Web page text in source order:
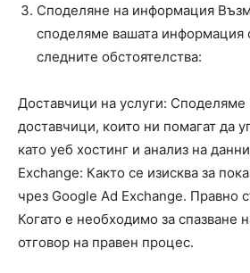
Споделяне на информация
споделяме вашата информация
следните обстоятелства:
Доставчици на услуги:
доставчици, които ни помагат да
като уеб хостинг и анализ на
Exchange: Както се изисква за
чрез Google Ad Exchange. Правно
Когато е необходимо за спазване
отговор на правен процес.